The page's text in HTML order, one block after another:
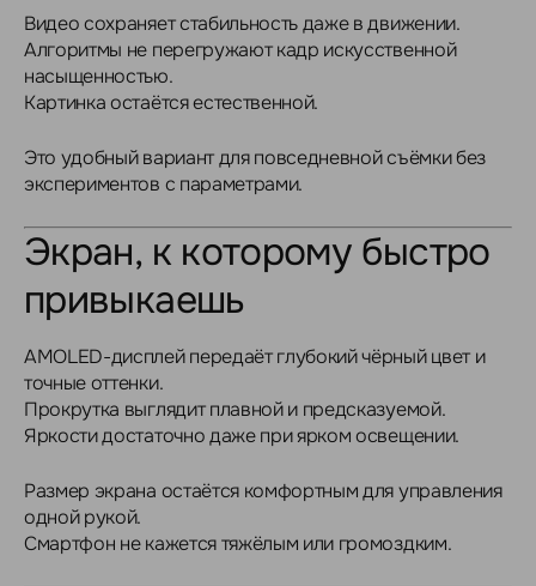
Видео сохраняет стабильность даже в движении.
Алгоритмы не перегружают кадр искусственной
насыщенностью.
Картинка остаётся естественной.
Это удобный вариант для повседневной съёмки без
экспериментов с параметрами.
Экран, к которому быстро
привыкаешь
AMOLED-дисплей передаёт глубокий чёрный цвет и
точные оттенки.
Прокрутка выглядит плавной и предсказуемой.
Яркости достаточно даже при ярком освещении.
Размер экрана остаётся комфортным для управления
одной рукой.
Смартфон не кажется тяжёлым или громоздким.